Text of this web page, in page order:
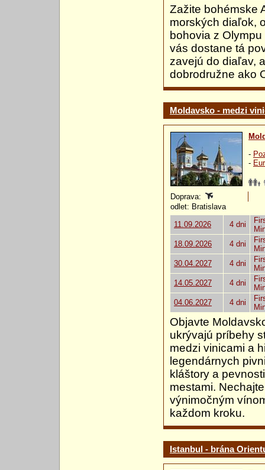
Zažite bohémske
morských diaľok,
bohovia z
vás dostane tá
zavejú do diaľav,
dobrodružne ako
Moldavsko - medzi
-
-
Doprava:
odlet: Bratislava
11.09.2026
4 dni
18.09.2026
4 dni
30.04.2027
4 dni
14.05.2027
4 dni
04.06.2027
4 dni
Objavte
ukrývajú príbehy
medzi vinicami a
legendárnych
kláštory a
mestami.
výnimočným
každom kroku.
Istanbul - brána